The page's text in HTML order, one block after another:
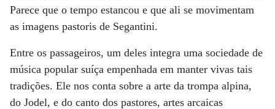
Parece que o tempo estancou e que ali se movimentam
as imagens pastoris de Segantini.
Entre os passageiros, um deles integra uma sociedade de
música popular suíça empenhada em manter vivas tais
tradições. Ele nos conta sobre a arte da trompa alpina,
do Jodel, e do canto dos pastores, artes arcaicas